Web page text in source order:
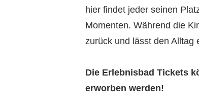
hier findet jeder seinen
Momenten. Während die
zurück und lässt den Alltag
Die Erlebnisbad Tickets
erworben werden!